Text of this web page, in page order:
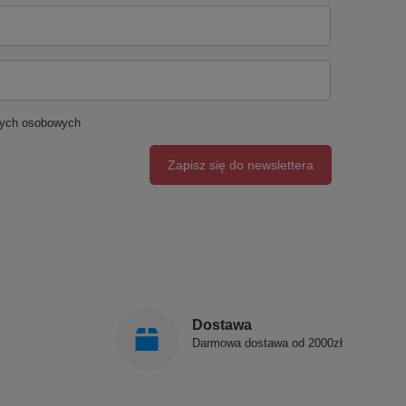
osobowych
Zapisz się do newslettera
Dostawa
Darmowa dostawa od 2000zł